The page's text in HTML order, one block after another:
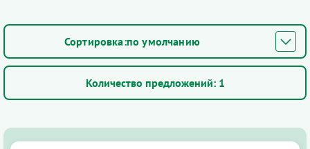
по умолчанию
Количество предложений: 1